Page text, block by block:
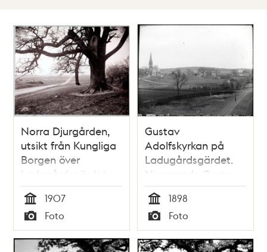
Lista
Karta
träffar
Norra Djurgården,
utsikt från Kungliga
Borgen över
Ladugårdsgärdet
Tid
1907
Typ
Foto
Gustav
Adolfskyrkan på
Ladugårdsgärdet.
Nuvarande Gustav
Adolfsparken
Tid
1898
Typ
Foto